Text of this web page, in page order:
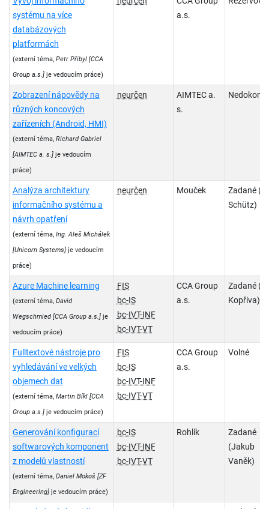
systému na více
databázových
platformách
(externí téma, Petr Přibyl [CCA
Group a.s.]je vedoucím práce)
a.s.
Zobrazení nápovědy na
různých koncových
zařízeních (Android, HMI)
(externí téma, Richard Gabriel
[AIMTEC a. s.]je vedoucím
práce)
neurčen
AIMTEC a.
s.
Analýza architektury
informačního systému a
návrh opatření
(externí téma, Ing. Aleš Michálek
[Unicorn Systems]je vedoucím
práce)
neurčen Mouček
Zadané
Schütz)
Azure Machine learning
(externí téma, David
Wegschmied [CCA Group a.s.]je
vedoucím práce)
FIS
bc-IS
bc-IVT-INF
bc-IVT-VT
CCA Group
a.s.
Zadané
Kopřiva)
Fulltextové nástroje pro
vyhledávání ve velkých
objemech dat
(externí téma, Martin Bíkl [CCA
Group a.s.]je vedoucím práce)
FIS
bc-IS
bc-IVT-INF
bc-IVT-VT
CCA Group
a.s.
Volné
Generování konfigurací
softwarových komponent
z modelů vlastností
(externí téma, Daniel Mokoš [ZF
Engineering]je vedoucím práce)
bc-IS
bc-IVT-INF
bc-IVT-VT
Rohlík
Zadané
(Jakub
Vaněk)